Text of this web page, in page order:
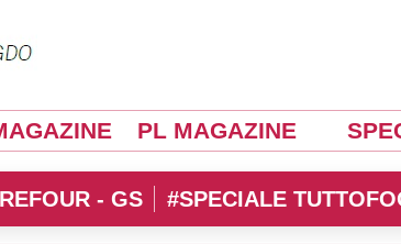
PL MAGAZINE
- GS #SPECIALE